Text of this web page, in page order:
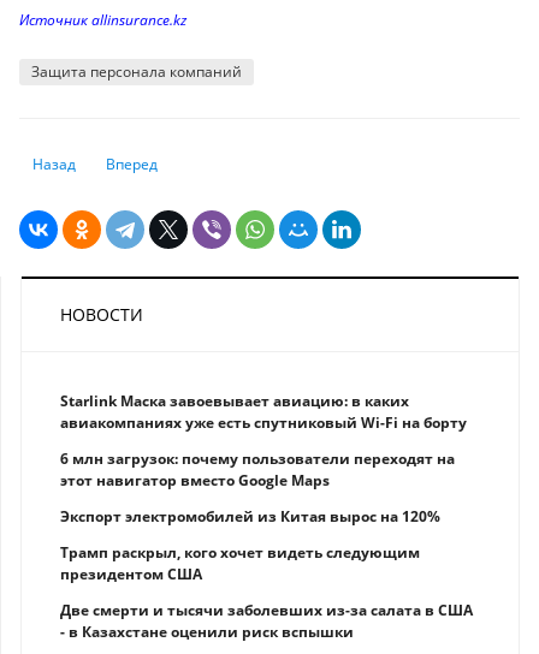
Источник аllinsurance.kz
Защита персонала компаний
Предыдущий: Роль средних держав в мировом диалоге растет -
Назад Следующий: В Германии спрогнозировали, как победа
Вперед
НОВОСТИ
Starlink Маска завоевывает авиацию: в каких
авиакомпаниях уже есть спутниковый Wi-Fi на борту
6 млн загрузок: почему пользователи переходят на
этот навигатор вместо Google Maps
Экспорт электромобилей из Китая вырос на 120%
Трамп раскрыл, кого хочет видеть следующим
президентом США
Две смерти и тысячи заболевших из-за салата в США
- в Казахстане оценили риск вспышки